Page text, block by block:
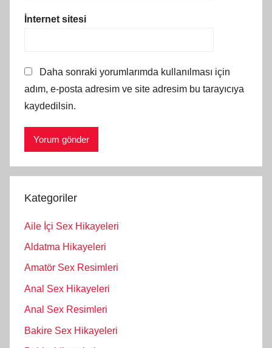
İnternet sitesi
Daha sonraki yorumlarımda kullanılması için
adım, e-posta adresim ve site adresim bu tarayıcıya
kaydedilsin.
Kategoriler
Aile İçi Sex Hikayeleri
Aldatma Hikayeleri
Amatör Sex Resimleri
Anal Sex Hikayeleri
Anal Sex Resimleri
Bakire Sex Hikayeleri